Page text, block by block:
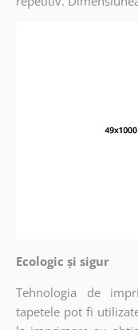
Ecologic și sigur
Tehnologia de
tapetele pot fi